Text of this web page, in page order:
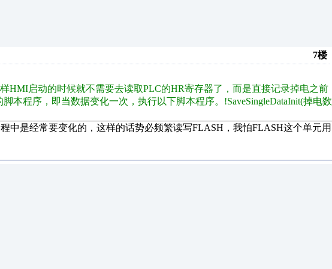
7楼
HMI启动的时候就不需要去读取PLC的HR寄存器了，而是直接记录掉电之前
本程序，即当数据变化一次，执行以下脚本程序。!SaveSingleDataInit(掉电数
中是经常要变化的，这样的话势必频繁读写FLASH，我怕FLASH这个单元用